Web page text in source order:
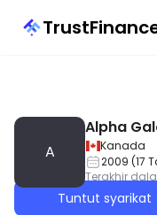
A
Alpha
Kanada
2009 (17
Terakhir
Tuntut syarikat